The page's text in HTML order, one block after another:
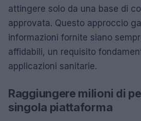
attingere solo da una base di
approvata. Questo approccio
informazioni fornite siano
affidabili, un requisito
applicazioni sanitarie.
Raggiungere milioni di
singola piattaforma